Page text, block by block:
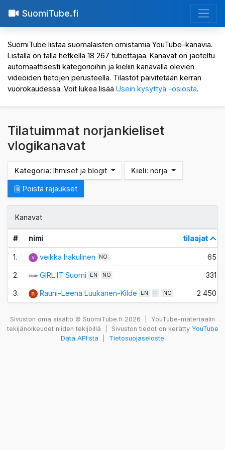
SuomiTube.fi
SuomiTube listaa suomalaisten omistamia YouTube-kanavia.
Listalla on tällä hetkellä 18 267 tubettajaa. Kanavat on jaoteltu
automaattisesti kategorioihin ja kieliin kanavalla olevien
videoiden tietojen perusteella. Tilastot päivitetään kerran
vuorokaudessa. Voit lukea lisää Usein kysyttyä -osiosta.
Tilatuimmat norjankieliset
vlogikanavat
Kategoria: Ihmiset ja blogit Kieli: norja
Poista rajaukset
Kanavat
# nimi tilaajat
1. veikka hakulinen NO 65
2. GIRL:IT Suomi EN NO 331
3. Rauni-Leena Luukanen-Kilde EN FI NO 2 450
Sivuston oma sisältö © SuomiTube.fi 2026
YouTube-materiaalin
tekijänoikeudet niiden tekijöillä
Sivuston tiedot on kerätty YouTube
Data API:sta
Tietosuojaseloste